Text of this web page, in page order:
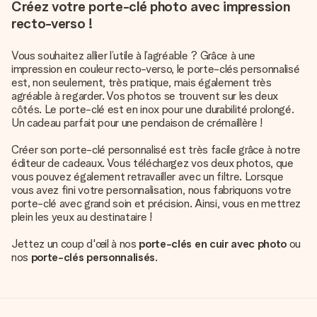
Créez votre porte-clé photo avec impression
recto-verso !
Vous souhaitez allier l’utile à l’agréable ? Grâce à une
impression en couleur recto-verso, le porte-clés personnalisé
est, non seulement, très pratique, mais également très
agréable à regarder. Vos photos se trouvent sur les deux
côtés. Le porte-clé est en inox pour une durabilité prolongé.
Un cadeau parfait pour une pendaison de crémaillère !
Créer son porte-clé personnalisé est très facile grâce à notre
éditeur de cadeaux. Vous téléchargez vos deux photos, que
vous pouvez également retravailler avec un filtre. Lorsque
vous avez fini votre personnalisation, nous fabriquons votre
porte-clé avec grand soin et précision. Ainsi, vous en mettrez
plein les yeux au destinataire !
Jettez un coup d'œil à nos porte-clés en cuir avec photo ou
nos porte-clés personnalisés.